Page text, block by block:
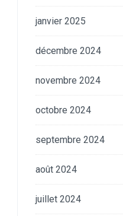
janvier 2025
décembre 2024
novembre 2024
octobre 2024
septembre 2024
août 2024
juillet 2024